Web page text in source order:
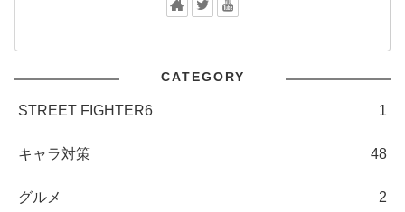
CATEGORY
STREET FIGHTER6 1
キャラ対策 48
グルメ 2